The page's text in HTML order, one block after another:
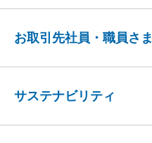
お取引先社員・職員さま
サステナビリティ